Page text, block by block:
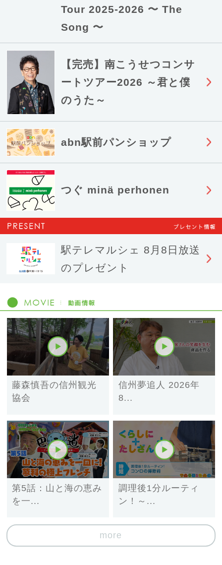
Tour 2025-2026 〜 The
Song 〜
【完売】南こうせつコンサ
ートツアー2026 ～君と僕
のうた～
abn駅前パンショップ
つぐ minä perhonen
駅テレマルシェ 8月8日放送
のプレゼント
藤森慎吾の信州観光
協会
信州夢追人 2026年
8...
第5話：山と海の恵み
を一...
調理後1分ルーティ
ン！～...
more